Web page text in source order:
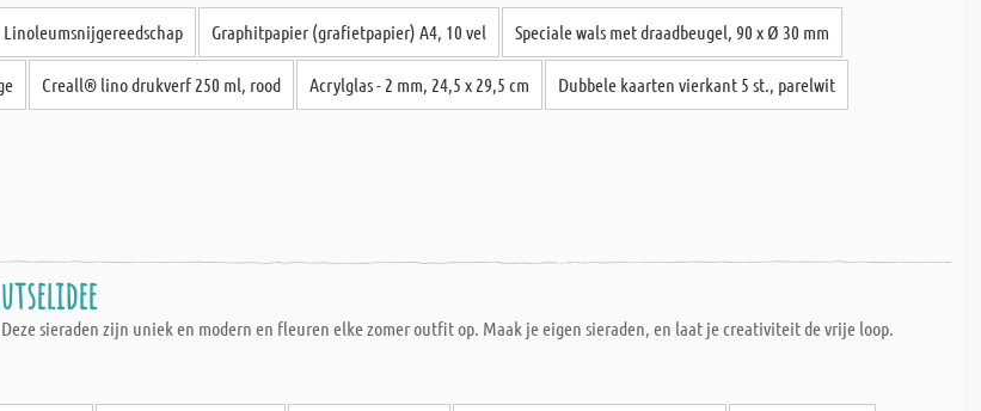
Linoleumsnijgereedschap Graphitpapier (grafietpapier) A4, 10 vel Speciale wals met draadbeugel, 90 x Ø 30 mm
Creall® lino drukverf 250 ml, rood Acrylglas - 2 mm, 24,5 x 29,5 cm Dubbele kaarten vierkant 5 st., parelwit
sieraden zijn uniek en modern en fleuren elke zomer outfit op. Maak je eigen sieraden, en laat je creativiteit de vrije loop.